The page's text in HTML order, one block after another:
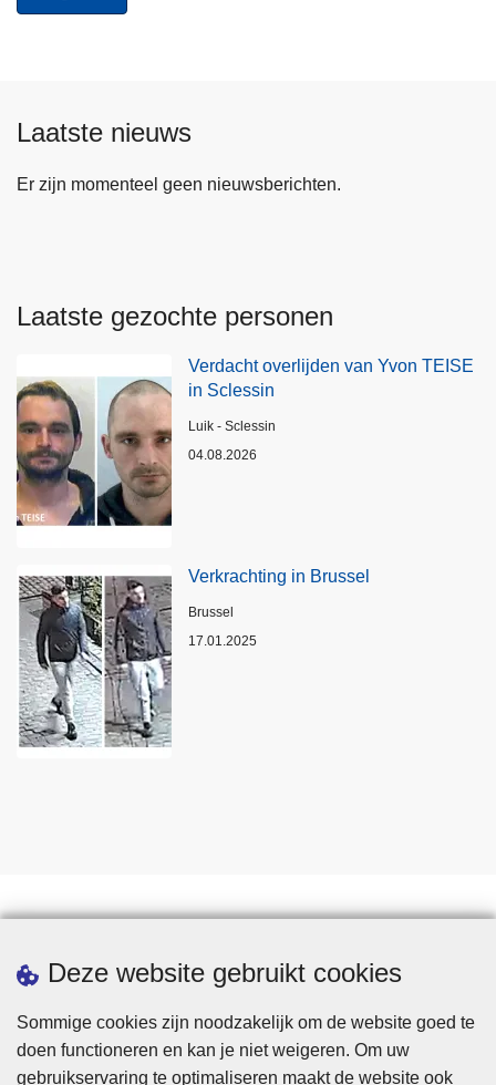
Deze website gebruikt cookies
Sommige cookies zijn noodzakelijk om de website goed te
doen functioneren en kan je niet weigeren. Om uw
gebruikservaring te optimaliseren maakt de website ook
Laatste nieuws
Er zijn momenteel geen nieuwsberichten.
Laatste gezochte personen
Verdacht overlijden van Yvon TEISE
in Sclessin
Plaats
Luik - Sclessin
04.08.2026
Verkrachting in Brussel
Plaats
Brussel
17.01.2025